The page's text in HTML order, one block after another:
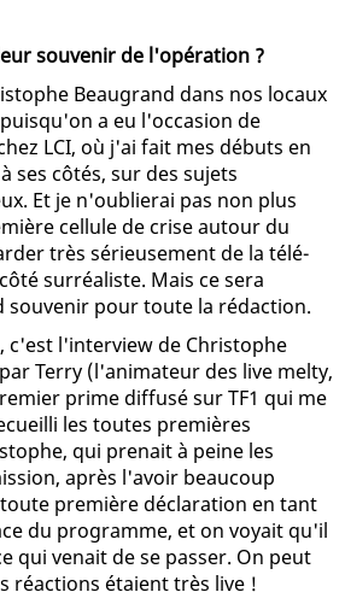
souvenir de l'opération ?
Beaugrand dans nos locaux
a eu l'occasion de
LCI, où j'ai fait mes débuts en
ses côtés, sur des sujets
Et je n'oublierai pas non plus
cellule de crise autour du
très sérieusement de la télé-
surréaliste. Mais ce sera
pour toute la rédaction.
c'est l'interview de Christophe
Terry (l'animateur des live melty,
prime diffusé sur TF1 qui me
les toutes premières
qui prenait à peine les
après l'avoir beaucoup
première déclaration en tant
du programme, et on voyait qu'il
qui venait de se passer. On peut
réactions étaient très live !